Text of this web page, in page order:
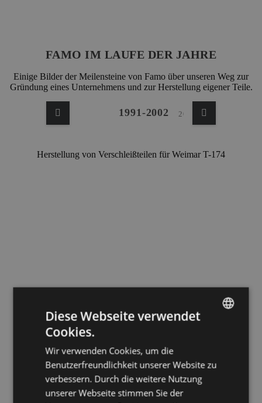
FAMO IM LAUFE DER JAHRE
Einige Bilder der Meilensteine von Famo über unseren Weg zur
Gründung eines Unternehmens und zur Herstellung eigener Teile.
1991-2002 2006
Herstellung von Verschleißteilen für Weimar T-174
Diese Webseite verwendet
Cookies.
Wir verwenden Cookies, um die
Benutzerfreundlichkeit unserer Website zu
verbessern. Durch die weitere Nutzung
unserer Webseite stimmen Sie der